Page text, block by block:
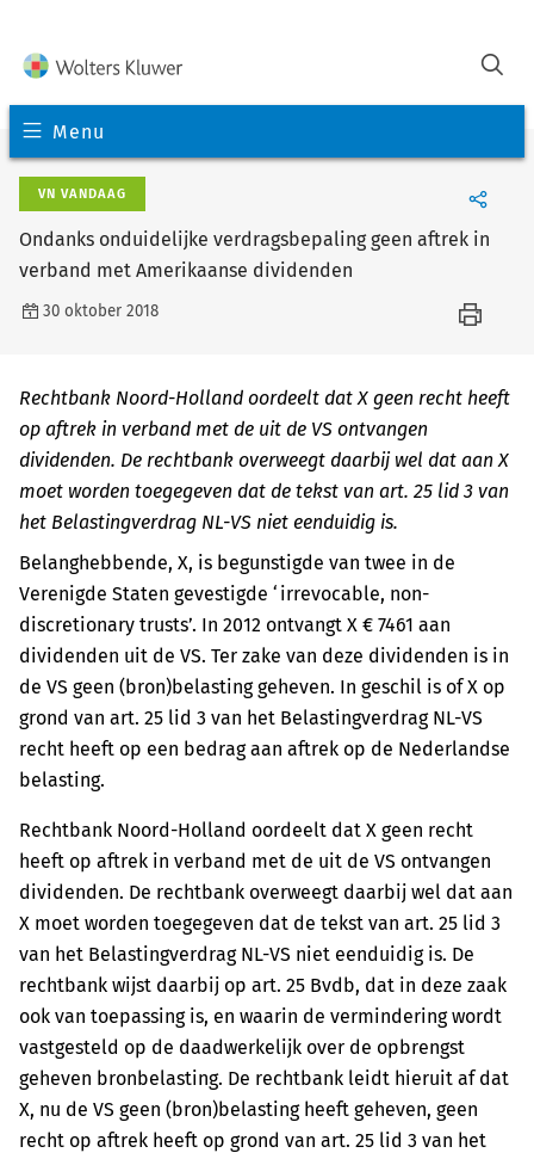
Menu
VN VANDAAG
Ondanks onduidelijke verdragsbepaling geen aftrek in
verband met Amerikaanse dividenden
30 oktober 2018
Rechtbank Noord-Holland oordeelt dat X geen recht heeft
op aftrek in verband met de uit de VS ontvangen
dividenden. De rechtbank overweegt daarbij wel dat aan X
moet worden toegegeven dat de tekst van art. 25 lid 3 van
het Belastingverdrag NL-VS niet eenduidig is.
Belanghebbende, X, is begunstigde van twee in de
Verenigde Staten gevestigde ‘irrevocable, non-
discretionary trusts’. In 2012 ontvangt X € 7461 aan
dividenden uit de VS. Ter zake van deze dividenden is in
de VS geen (bron)belasting geheven. In geschil is of X op
grond van art. 25 lid 3 van het Belastingverdrag NL-VS
recht heeft op een bedrag aan aftrek op de Nederlandse
belasting.
Rechtbank Noord-Holland oordeelt dat X geen recht
heeft op aftrek in verband met de uit de VS ontvangen
dividenden. De rechtbank overweegt daarbij wel dat aan
X moet worden toegegeven dat de tekst van art. 25 lid 3
van het Belastingverdrag NL-VS niet eenduidig is. De
rechtbank wijst daarbij op art. 25 Bvdb, dat in deze zaak
ook van toepassing is, en waarin de vermindering wordt
vastgesteld op de daadwerkelijk over de opbrengst
geheven bronbelasting. De rechtbank leidt hieruit af dat
X, nu de VS geen (bron)belasting heeft geheven, geen
recht op aftrek heeft op grond van art. 25 lid 3 van het